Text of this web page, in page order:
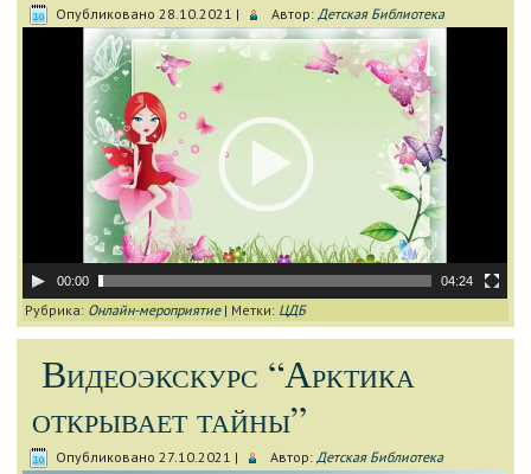
Опубликовано 28.10.2021 | Автор: Детская Библиотека
Видеоплеер
00:00 04:24
Рубрика: Онлайн-мероприятие| Метки: ЦДБ
Видеоэкскурс “Арктика
открывает тайны”
Опубликовано 27.10.2021 | Автор: Детская Библиотека